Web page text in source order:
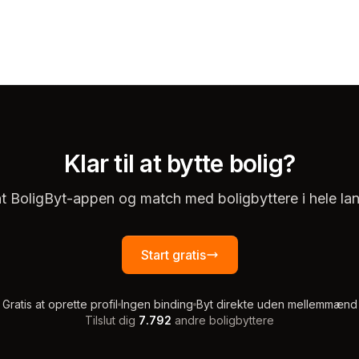
Klar til at bytte bolig?
BoligByt-appen og match med boligbyttere i hele
Start gratis
Gratis at oprette profil Ingen binding Byt direkte uden mellemmænd
Tilslut dig 7.792 andre boligbyttere